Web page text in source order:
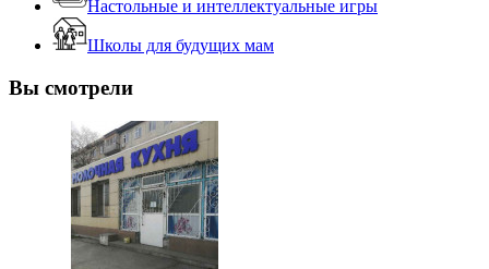
Настольные и интеллектуальные игры
Школы для будущих мам
Вы смотрели